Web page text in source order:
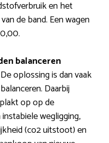
en het
de band. Een wagen
balanceren
oplossing is dan vaak
Daarbij
op op de
wegligging,
(co2 uitstoot) en